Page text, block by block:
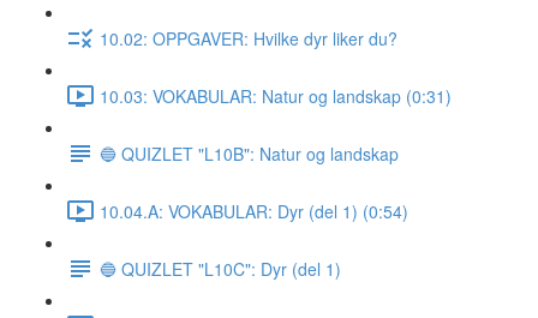
10.02: OPPGAVER: Hvilke dyr liker du?
10.03: VOKABULAR: Natur og landskap (0:31)
🔵 QUIZLET "L10B": Natur og landskap
10.04.A: VOKABULAR: Dyr (del 1) (0:54)
🔵 QUIZLET "L10C": Dyr (del 1)